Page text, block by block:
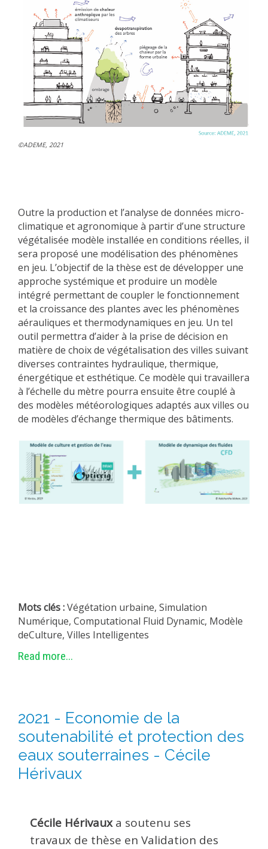
©ADEME, 2021
Outre la production et l’analyse de données micro-
climatique et agronomique à partir d’une structure
végétalisée modèle installée en conditions réelles, il
sera proposé une modélisation des phénomènes
en jeu. L’objectif de la thèse est de développer une
approche systémique et produire un modèle
intégré permettant de coupler le fonctionnement
et la croissance des plantes avec les phénomènes
aérauliques et thermodynamiques en jeu. Un tel
outil permettra d’aider à la prise de décision en
matière de choix de végétalisation des villes suivant
diverses contraintes hydraulique, thermique,
énergétique et esthétique. Ce modèle qui travaillera
à l’échelle du mètre pourra ensuite être couplé à
des modèles météorologiques adaptés aux villes ou
de modèles d’échange thermique des bâtiments.
Mots clés :Végétation urbaine, Simulation
Numérique, Computational Fluid Dynamic, Modèle
deCulture, Villes Intelligentes
Read more...
2021 - Economie de la
soutenabilité et protection des
eaux souterraines - Cécile
Hérivaux
Cécile Hérivauxa soutenu ses
travaux de thèse en Validation des